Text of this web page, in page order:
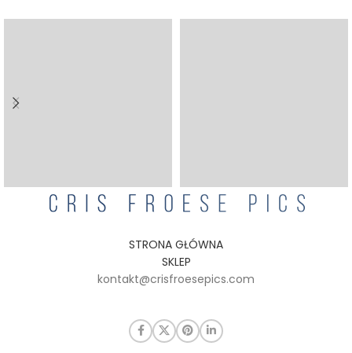
STRONA GŁÓWNA
SKLEP
kontakt@crisfroesepics.com